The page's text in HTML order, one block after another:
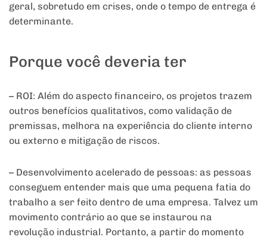
geral, sobretudo em crises, onde o tempo de entrega é
determinante.
Porque você deveria ter
– ROI: Além do aspecto financeiro, os projetos trazem
outros benefícios qualitativos, como validação de
premissas, melhora na experiência do cliente interno
ou externo e mitigação de riscos.
– Desenvolvimento acelerado de pessoas: as pessoas
conseguem entender mais que uma pequena fatia do
trabalho a ser feito dentro de uma empresa. Talvez um
movimento contrário ao que se instaurou na
revolução industrial. Portanto, a partir do momento